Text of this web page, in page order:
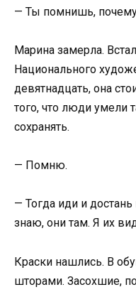
— Ты помнишь,
Марина замерла.
Национального
девятнадцать, она
того, что люди умели
сохранять.
— Помню.
— Тогда иди и
знаю, они там. Я их
Краски нашлись. В
шторами. Засохшие,